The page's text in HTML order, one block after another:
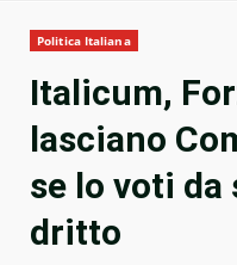
Politica Italiana
Italicum,
lasciano
se lo voti da
dritto